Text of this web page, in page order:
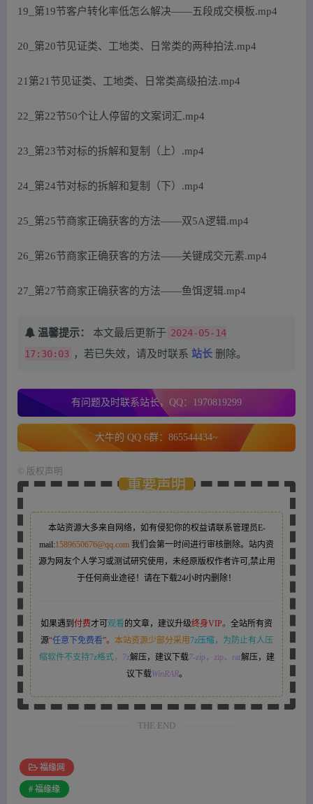
19_第19节客户转化率低怎么解决——五段成交模板.mp4
20_第20节见证类、工地类、日常类的两种拍法.mp4
21第21节见证类、工地类、日常类高级拍法.mp4
22_第22节50个让人停留的文案词汇.mp4
23_第23节对标的拆解和复制（上）.mp4
24_第24节对标的拆解和复制（下）.mp4
25_第25节商家正确获客的方法——双5A逻辑.mp4
26_第26节商家正确获客的方法——关键成交元素.mp4
27_第27节商家正确获客的方法——鱼饵逻辑.mp4
温馨提示： 本文最后更新于 2024-05-14
17:30:03 ，若已失效，请及时联系 站长 删除。
有问题及时联系站长，QQ：1970819299
大牛的 QQ 6群：865544434~
版权声明
重要声明
本站资源大多来自网络，如有侵犯你的权益请联系管理员E-
mail:1589650676@qq.com 我们会第一时间进行审核删除。站内资
源为网友个人学习或测试研究使用，未经原版权作者许可,禁止用
于任何商业途径！请在下载24小时内删除！
如果遇到 付费才可 观看 的文章，建议升级终身VIP。 全站所有资
源“任意下免费看”。 本站资源少部分采用7z压缩，
为防止有人压
缩软件不支持7z格式，7z解压，建议下载7-zip，zip、rar解压，建
议下载WinRAR。
THE END
福缘网
# 福缘缘